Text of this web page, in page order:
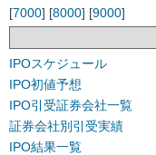
[7000] [8000] [9000]
IPOスケジュール
IPO初値予想
IPO引受証券会社一覧
証券会社別引受実績
IPO結果一覧